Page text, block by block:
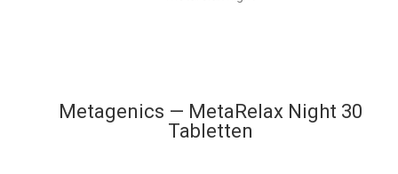
Metagenics — MetaRelax Night 30
Tabletten